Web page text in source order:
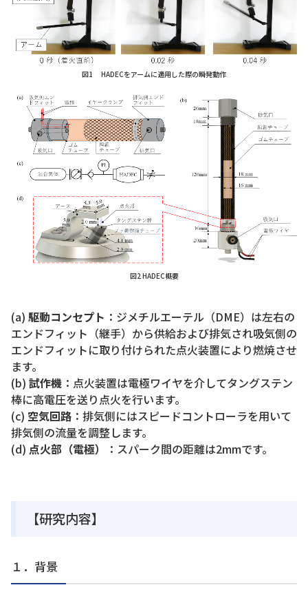
図1 HADECをアームに適用した際の瞬発動作
図2 HADEC概要
(a) 駆動コンセプト ：ジメチルエーテル（DME）は左右の
エンドフィット（継手）から供給および排気され吸気側の
エンドフィットに取り付けられた点火装置により燃焼させ
ます。
(b) 試作機 ：点火装置は電極ワイヤを介してタングステン
棒に高電圧を送り点火を行います。
(c) 空気回路 ：排気側にはスピードコントローラを用いて
排気側の流量を調整します。
(d) 点火部（電極） ：スパーク間の距離は2mmです。
【研究内容】
１．背景